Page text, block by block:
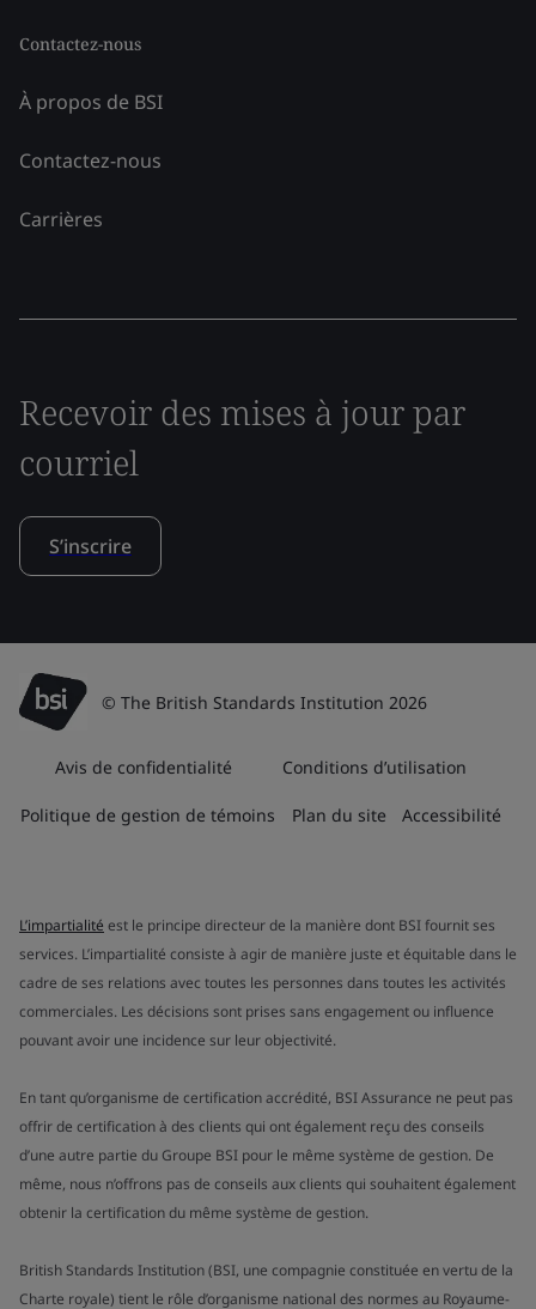
Contactez-nous
À propos de BSI
Contactez-nous
Carrières
Recevoir des mises à jour par
courriel
S’inscrire
© The British Standards Institution 2026
Avis de confidentialité Conditions d’utilisation
Politique de gestion de témoins Plan du site Accessibilité
L’impartialité est le principe directeur de la manière dont BSI fournit ses
services. L’impartialité consiste à agir de manière juste et équitable dans le
cadre de ses relations avec toutes les personnes dans toutes les activités
commerciales. Les décisions sont prises sans engagement ou influence
pouvant avoir une incidence sur leur objectivité.
En tant qu’organisme de certification accrédité, BSI Assurance ne peut pas
offrir de certification à des clients qui ont également reçu des conseils
d’une autre partie du Groupe BSI pour le même système de gestion. De
même, nous n’offrons pas de conseils aux clients qui souhaitent également
obtenir la certification du même système de gestion.
British Standards Institution (BSI, une compagnie constituée en vertu de la
Charte royale) tient le rôle d’organisme national des normes au Royaume-